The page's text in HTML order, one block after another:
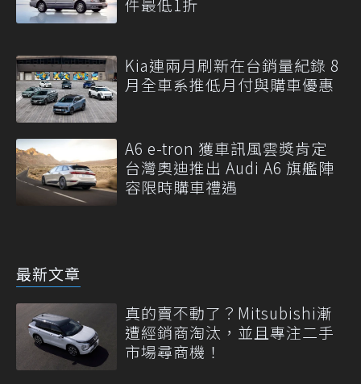
Kia連兩月刷新在台銷量紀錄 8
月全車系推低月付與購車優惠
A6 e-tron 獲車訊風雲獎肯定
台灣奧迪推出 Audi A6 旗艦陣
容限時購車禮遇
最新文章
真的賣不動了？Mitsubishi漸
遭經銷商淘汰，並且專注二手
市場尋商機！